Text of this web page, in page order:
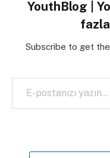
YouthBlog |
Subscribe to get
E-postanızı yazın…